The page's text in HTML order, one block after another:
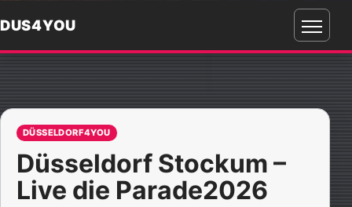
DUS4YOU
Menü
DÜSSELDORF4YOU
Düsseldorf Stockum –
Live die Parade2026